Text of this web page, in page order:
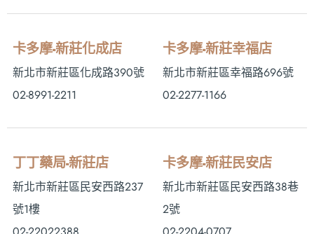
卡多摩-新莊化成店
新北市新莊區化成路390號
02-8991-2211
卡多摩-新莊幸福店
新北市新莊區幸福路696號
02-2277-1166
丁丁藥局-新莊店
新北市新莊區民安西路237
號1樓
卡多摩-新莊民安店
新北市新莊區民安西路38巷
2號